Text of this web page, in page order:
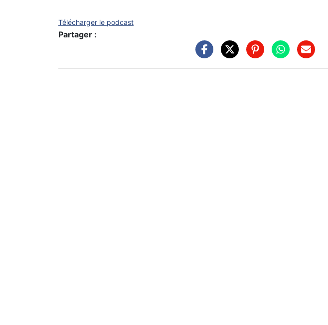
Télécharger le podcast
Partager :